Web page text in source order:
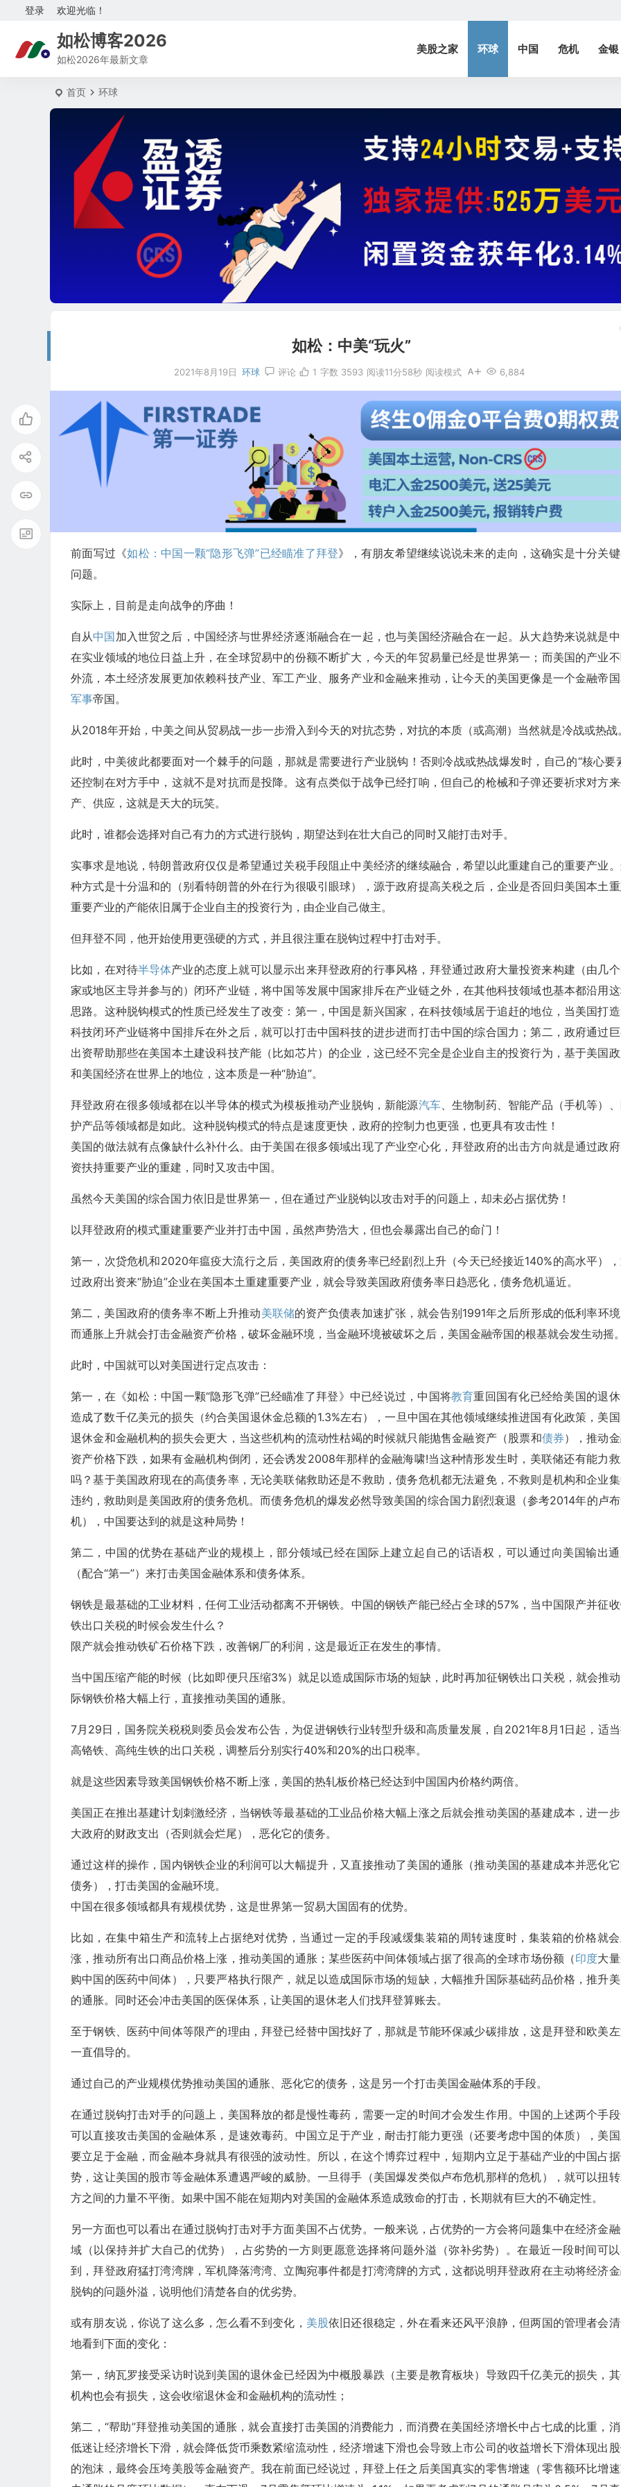
欢迎光临！
登录
如松博客2026
如松2026年最新文章
美股之家 环球 中国 危机 金银
首页 环球
如松：中美“玩火”
2021年8月19日 环球 评论 6,884
1 字数 3593 阅读11分58秒 阅读模式
前面写过《如松：中国一颗“隐形飞弹”已经瞄准了拜登》，有朋友希望继续说说未来的走向，这确实是十分关
问题。
实际上，目前是走向战争的序曲！
自从中国加入世贸之后，中国经济与世界经济逐渐融合在一起，也与美国经济融合在一起。从大趋势来说就是
在实业领域的地位日益上升，在全球贸易中的份额不断扩大，今天的年贸易量已经是世界第一；而美国的产业
外流，本土经济发展更加依赖科技产业、军工产业、服务产业和金融来推动，让今天的美国更像是一个金融帝
军事帝国。
从2018年开始，中美之间从贸易战一步一步滑入到今天的对抗态势，对抗的本质（或高潮）当然就是冷战或热战。
此时，中美彼此都要面对一个棘手的问题，那就是需要进行产业脱钩！否则冷战或热战爆发时，自己的“核心要
还控制在对方手中，这就不是对抗而是投降。这有点类似于战争已经打响，但自己的枪械和子弹还要祈求对方
产、供应，这就是天大的玩笑。
此时，谁都会选择对自己有力的方式进行脱钩，期望达到在壮大自己的同时又能打击对手。
实事求是地说，特朗普政府仅仅是希望通过关税手段阻止中美经济的继续融合，希望以此重建自己的重要产业
种方式是十分温和的（别看特朗普的外在行为很吸引眼球），源于政府提高关税之后，企业是否回归美国本土
重要产业的产能依旧属于企业自主的投资行为，由企业自己做主。
但拜登不同，他开始使用更强硬的方式，并且很注重在脱钩过程中打击对手。
比如，在对待半导体产业的态度上就可以显示出来拜登政府的行事风格，拜登通过政府大量投资来构建（由几
家或地区主导并参与的）闭环产业链，将中国等发展中国家排斥在产业链之外，在其他科技领域也基本都沿用
思路。这种脱钩模式的性质已经发生了改变：第一，中国是新兴国家，在科技领域居于追赶的地位，当美国打
科技闭环产业链将中国排斥在外之后，就可以打击中国科技的进步进而打击中国的综合国力；第二，政府通过
出资帮助那些在美国本土建设科技产能（比如芯片）的企业，这已经不完全是企业自主的投资行为，基于美国
和美国经济在世界上的地位，这本质是一种“胁迫”。
拜登政府在很多领域都在以半导体的模式为模板推动产业脱钩，新能源汽车、生物制药、智能产品（手机等）
护产品等领域都是如此。这种脱钩模式的特点是速度更快，政府的控制力也更强，也更具有攻击性！
美国的做法就有点像缺什么补什么。由于美国在很多领域出现了产业空心化，拜登政府的出击方向就是通过政
资扶持重要产业的重建，同时又攻击中国。
虽然今天美国的综合国力依旧是世界第一，但在通过产业脱钩以攻击对手的问题上，却未必占据优势！
以拜登政府的模式重建重要产业并打击中国，虽然声势浩大，但也会暴露出自己的命门！
第一，次贷危机和2020年瘟疫大流行之后，美国政府的债务率已经剧烈上升（今天已经接近140%的高水平）
过政府出资来“胁迫”企业在美国本土重建重要产业，就会导致美国政府债务率日趋恶化，债务危机逼近。
第二，美国政府的债务率不断上升推动美联储的资产负债表加速扩张，就会告别1991年之后所形成的低利率环境
而通胀上升就会打击金融资产价格，破坏金融环境，当金融环境被破坏之后，美国金融帝国的根基就会发生动摇。
此时，中国就可以对美国进行定点攻击：
第一，在《如松：中国一颗“隐形飞弹”已经瞄准了拜登》中已经说过，中国将教育重回国有化已经给美国的退
造成了数千亿美元的损失（约合美国退休金总额的1.3%左右），一旦中国在其他领域继续推进国有化政策，美
退休金和金融机构的损失会更大，当这些机构的流动性枯竭的时候就只能抛售金融资产（股票和债券），推动
资产价格下跌，如果有金融机构倒闭，还会诱发2008年那样的金融海啸!当这种情形发生时，美联储还有能力
吗？基于美国政府现在的高债务率，无论美联储救助还是不救助，债务危机都无法避免，不救则是机构和企业
违约，救助则是美国政府的债务危机。而债务危机的爆发必然导致美国的综合国力剧烈衰退（参考2014年的卢
机），中国要达到的就是这种局势！
第二，中国的优势在基础产业的规模上，部分领域已经在国际上建立起自己的话语权，可以通过向美国输出
（配合“第一”）来打击美国金融体系和债务体系。
钢铁是最基础的工业材料，任何工业活动都离不开钢铁。中国的钢铁产能已经占全球的57%，当中国限产并征
铁出口关税的时候会发生什么？
限产就会推动铁矿石价格下跌，改善钢厂的利润，这是最近正在发生的事情。
当中国压缩产能的时候（比如即便只压缩3%）就足以造成国际市场的短缺，此时再加征钢铁出口关税，就会推
际钢铁价格大幅上行，直接推动美国的通胀。
7月29日，国务院关税税则委员会发布公告，为促进钢铁行业转型升级和高质量发展，自2021年8月1日起，适
高铬铁、高纯生铁的出口关税，调整后分别实行40%和20%的出口税率。
就是这些因素导致美国钢铁价格不断上涨，美国的热轧板价格已经达到中国国内价格约两倍。
美国正在推出基建计划刺激经济，当钢铁等最基础的工业品价格大幅上涨之后就会推动美国的基建成本，进一
大政府的财政支出（否则就会烂尾），恶化它的债务。
通过这样的操作，国内钢铁企业的利润可以大幅提升，又直接推动了美国的通胀（推动美国的基建成本并恶化
债务），打击美国的金融环境。
中国在很多领域都具有规模优势，这是世界第一贸易大国固有的优势。
比如，在集中箱生产和流转上占据绝对优势，当通过一定的手段减缓集装箱的周转速度时，集装箱的价格就会
涨，推动所有出口商品价格上涨，推动美国的通胀；某些医药中间体领域占据了很高的全球市场份额（印度大
购中国的医药中间体），只要严格执行限产，就足以造成国际市场的短缺，大幅推升国际基础药品价格，推升
的通胀。同时还会冲击美国的医保体系，让美国的退休老人们找拜登算账去。
至于钢铁、医药中间体等限产的理由，拜登已经替中国找好了，那就是节能环保减少碳排放，这是拜登和欧美
一直倡导的。
通过自己的产业规模优势推动美国的通胀、恶化它的债务，这是另一个打击美国金融体系的手段。
在通过脱钩打击对手的问题上，美国释放的都是慢性毒药，需要一定的时间才会发生作用。中国的上述两个手
可以直接攻击美国的金融体系，是速效毒药。中国立足于产业，耐击打能力更强（还要考虑中国的体质），美
要立足于金融，而金融本身就具有很强的波动性。所以，在这个博弈过程中，短期内立足于基础产业的中国占
势，这让美国的股市等金融体系遭遇严峻的威胁。一旦得手（美国爆发类似卢布危机那样的危机），就可以扭
方之间的力量不平衡。如果中国不能在短期内对美国的金融体系造成致命的打击，长期就有巨大的不确定性。
另一方面也可以看出在通过脱钩打击对手方面美国不占优势。一般来说，占优势的一方会将问题集中在经济金
域（以保持并扩大自己的优势），占劣势的一方则更愿意选择将问题外溢（弥补劣势）。在最近一段时间可
到，拜登政府猛打湾湾牌，军机降落湾湾、立陶宛事件都是打湾湾牌的方式，这都说明拜登政府在主动将经济
脱钩的问题外溢，说明他们清楚各自的优劣势。
或有朋友说，你说了这么多，怎么看不到变化， 美股依旧还很稳定，外在看来还风平浪静，但两国的管理者会
地看到下面的变化：
第一，纳瓦罗接受采访时说到美国的退休金已经因为中概股暴跌（主要是教育板块）导致四千亿美元的损失，
机构也会有损失，这会收缩退休金和金融机构的流动性；
第二，“帮助”拜登推动美国的通胀，就会直接打击美国的消费能力，而消费在美国经济增长中占七成的比重，
低迷让经济增长下滑，就会降低货币乘数紧缩流动性，经济增速下滑也会导致上市公司的收益增长下滑体现出
的泡沫，最终会压垮美股等金融资产。我在前面已经说过，拜登上任之后美国真实的零售增速（零售额环比增